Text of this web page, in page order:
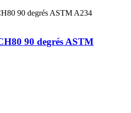
90 degrés ASTM